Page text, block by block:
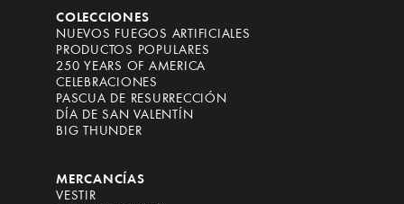
COLECCIONES
NUEVOS FUEGOS ARTIFICIALES
PRODUCTOS POPULARES
250 YEARS OF AMERICA
CELEBRACIONES
PASCUA DE RESURRECCIÓN
DÍA DE SAN VALENTÍN
BIG THUNDER
MERCANCÍAS
VESTIR